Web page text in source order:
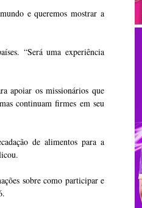
e queremos mostrar a
“Será uma experiência
apoiar os missionários que
continuam firmes em seu
de alimentos para a
sobre como participar e